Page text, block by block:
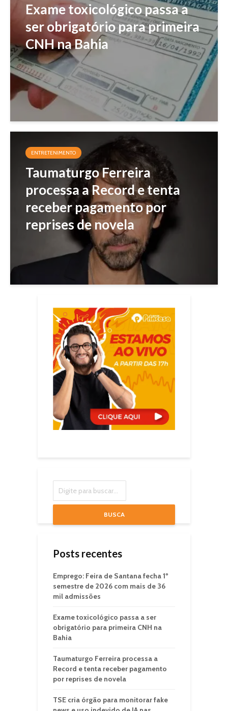
Exame toxicológico passa a
ser obrigatório para primeira
CNH na Bahia
ENTRETENIMENTO
Taumaturgo Ferreira
processa a Record e tenta
receber pagamento por
reprises de novela
BUSCA
Posts recentes
Emprego: Feira de Santana fecha 1º
semestre de 2026 com mais de 36
mil admissões
Exame toxicológico passa a ser
obrigatório para primeira CNH na
Bahia
Taumaturgo Ferreira processa a
Record e tenta receber pagamento
por reprises de novela
TSE cria órgão para monitorar fake